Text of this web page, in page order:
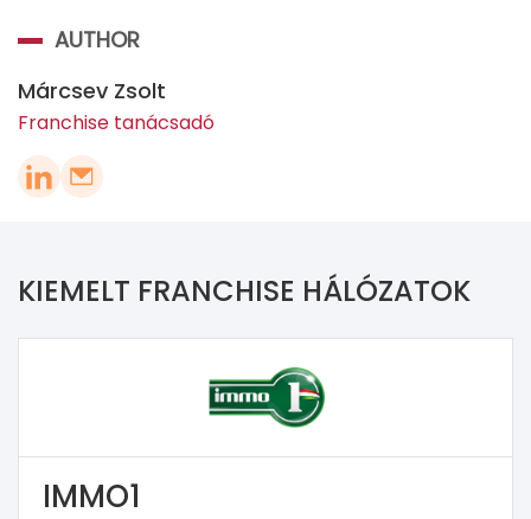
AUTHOR
Márcsev Zsolt
Franchise tanácsadó
KIEMELT FRANCHISE HÁLÓZATOK
IMMO1